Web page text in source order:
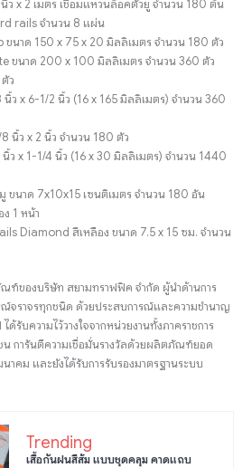
ว x 2 เมตร เชื่อมแหวนล็อคตัวยู จำนวน 180 ต้น
rails จำนวน 8 แผ่น
ขนาด 150 x 75 x 20 มิลลิเมตร จำนวน 180 ตัว
ขนาด 200 x 100 มิลลิเมตร จำนวน 360 ตัว
ว
ว x 6-1/2 นิ้ว (16 x 165 มิลลิเมตร) จำนวน 360
นิ้ว x 2 นิ้ว จำนวน 180 ตัว
x 1-1/4 นิ้ว (16 x 30 มิลลิเมตร) จำนวน 1440
ขนาด 7x10x15 เซนติเมตร จำนวน 180 อัน
1 หน้า
Diamond สีเหลือง ขนาด 7.5 x 15 ซม. จำนวน
ฑ์ของบริษัท สยามทราฟฟิค จำกัด ผู้นำด้านการ
จราจรทุกชนิด ด้วยประสบการณ์และความชำนาญ
ด้รับความไว้วางใจจากหน่วยงานทั้งภาคราชการ
น การันตีความเชื่อมั่นรางวัลด้วยผลิตภัณฑ์ยอด
าคม และยังได้รับการรับรองมาตรฐานระบบ
Trending
เสื้อกันฝนสีส้ม แบบชุดคลุม คาดแถบ